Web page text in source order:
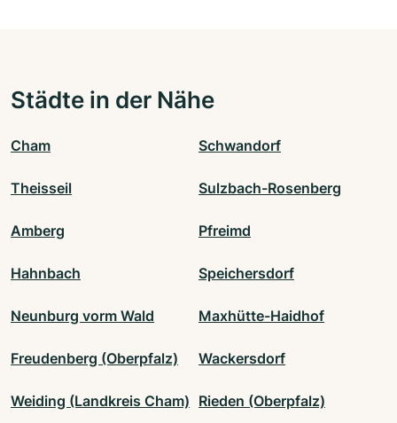
Städte in der Nähe
Cham Schwandorf
Theisseil Sulzbach-Rosenberg
Amberg Pfreimd
Hahnbach Speichersdorf
Neunburg vorm Wald Maxhütte-Haidhof
Freudenberg (Oberpfalz) Wackersdorf
Weiding (Landkreis Cham) Rieden (Oberpfalz)